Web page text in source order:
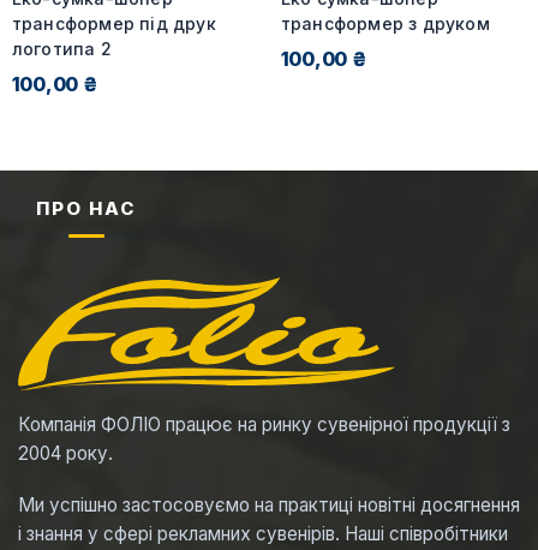
трансформер під друк
логотипа 2
100,00 ₴
трансформер з друком
100,00 ₴
ПРО НАС
Компанія ФОЛІО працює на ринку сувенірної продукції з
2004 року.
Ми успішно застосовуємо на практиці новітні досягнення
і знання у сфері рекламних сувенірів. Наші співробітники